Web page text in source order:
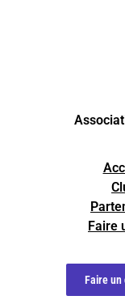
Faire
Faire un